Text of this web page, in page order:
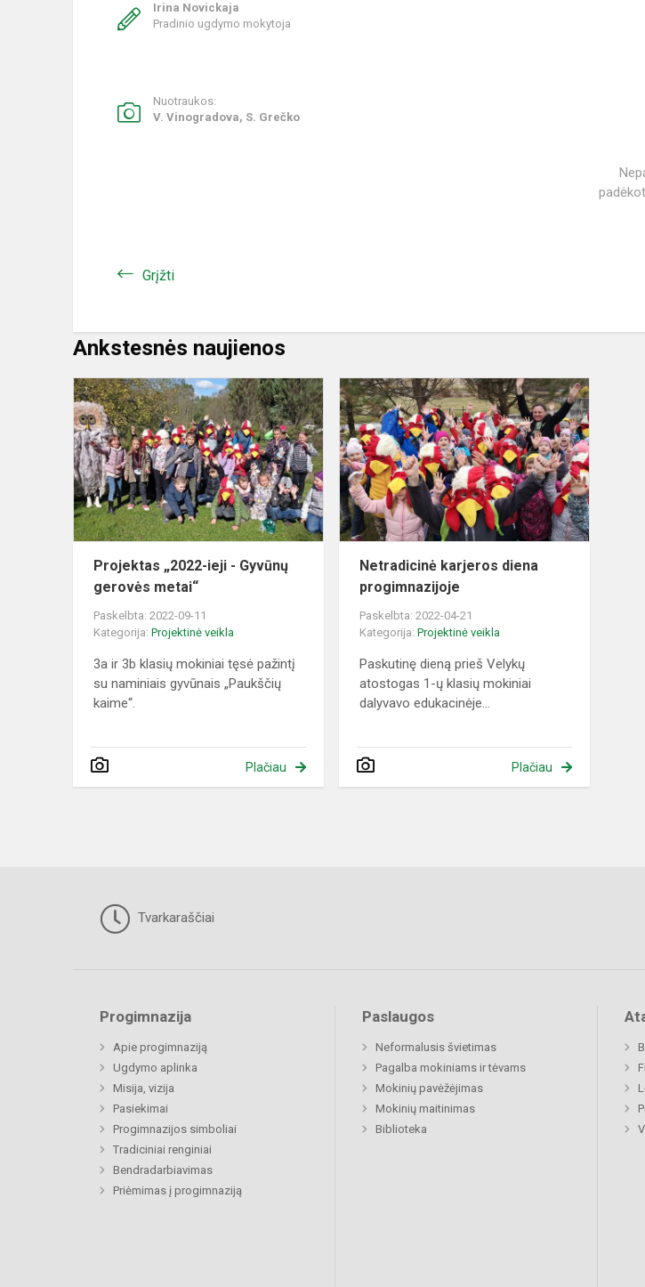
Irina Novickaja
Pradinio ugdymo mokytoja
Nuotraukos:
V. Vinogradova, S. Grečko
Grįžti
Ankstesnės naujienos
Projektas
„2022-
ieji
-
Gyvūnų
gerovės
metai“
Projektas „2022-ieji - Gyvūnų
gerovės metai“
Paskelbta: 2022-09-11
Kategorija: Projektinė veikla
3a ir 3b klasių mokiniai tęsė pažintį
su naminiais gyvūnais „Paukščių
kaime“.
Plačiau
karjeros
diena
Netradicinė karjeros diena
progimnazijoje
Paskelbta: 2022-04-21
Kategorija:Projektinė veikla
Paskutinę dieną prieš Velykų
atostogas 1-ų klasių mokiniai
dalyvavo edukacinėje...
Plačiau
Tvarkaraščiai
Progimnazija
Apie progimnaziją
Ugdymo aplinka
Misija, vizija
Pasiekimai
Progimnazijos simboliai
Tradiciniai renginiai
Bendradarbiavimas
Priėmimas į progimnaziją
Paslaugos
Neformalusis švietimas
Pagalba mokiniams ir tėvams
Mokinių pavėžėjimas
Mokinių maitinimas
Biblioteka